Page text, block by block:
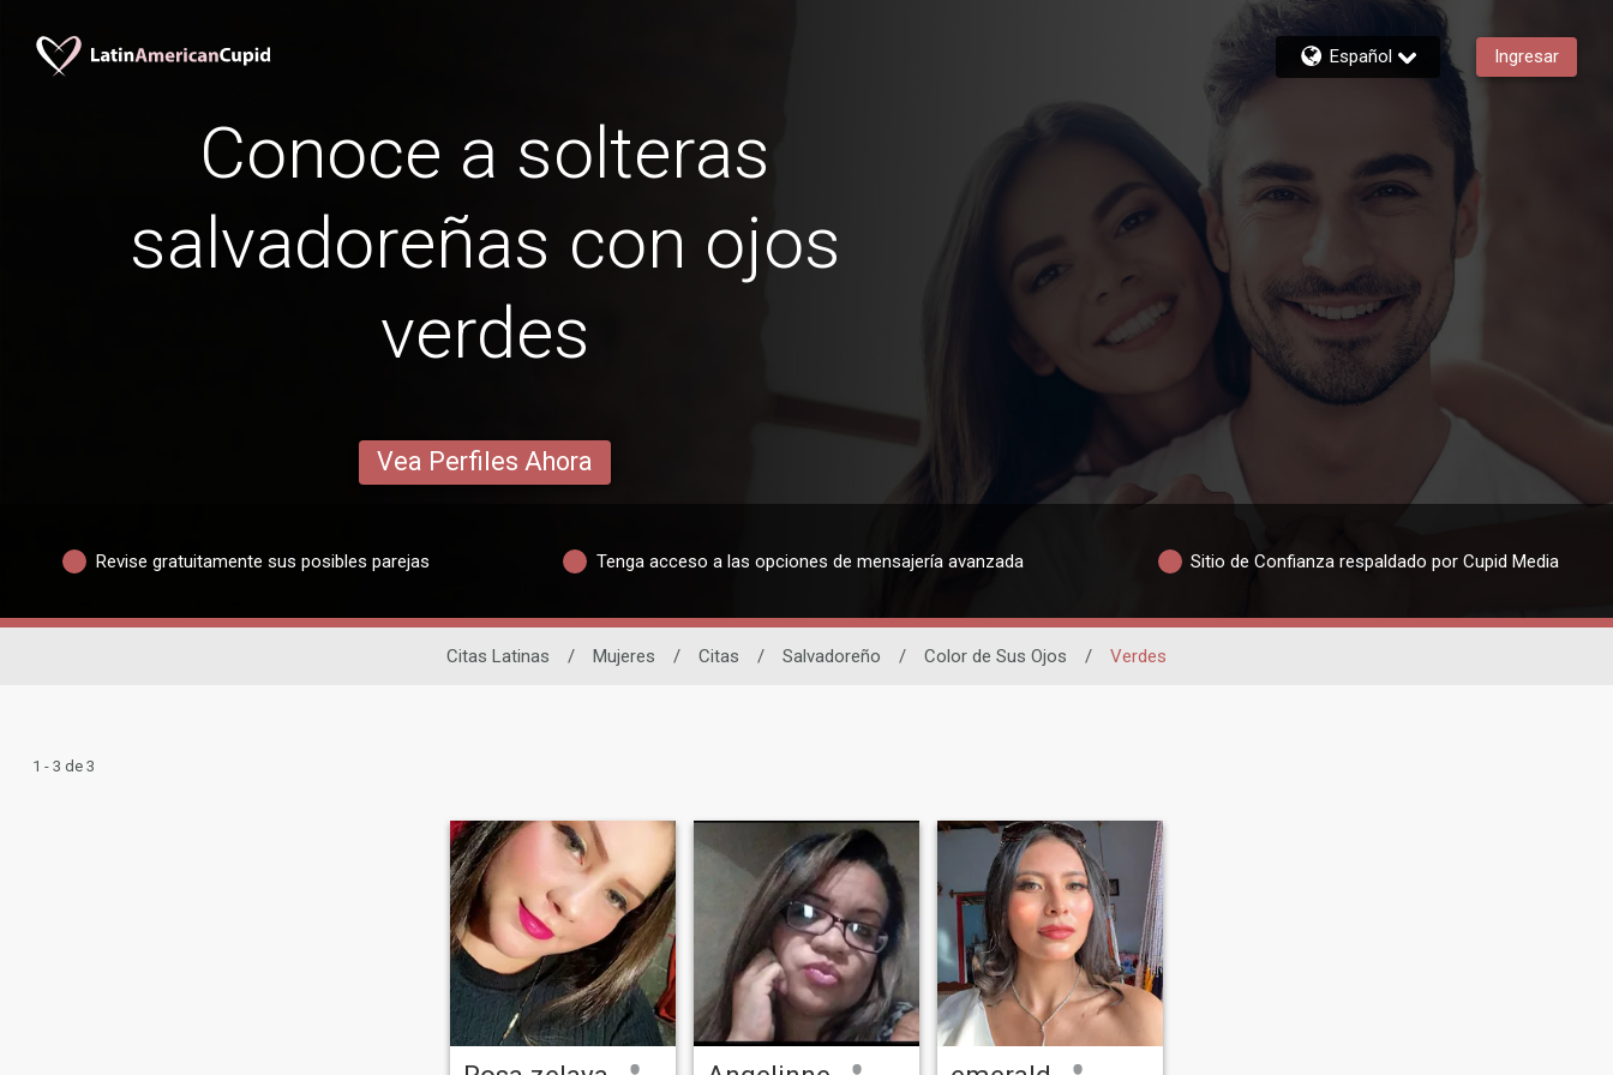
Español Ingresar
Conoce a solteras
salvadoreñas con ojos
verdes
Vea Perfiles Ahora
Revise gratuitamente sus posibles parejas Tenga acceso a las opciones de mensajería avanzada Sitio de Confianza respaldado por Cupid Media
Citas Latinas / Mujeres / Citas / Salvadoreño / Color de Sus Ojos / Verdes
1 - 3 de 3